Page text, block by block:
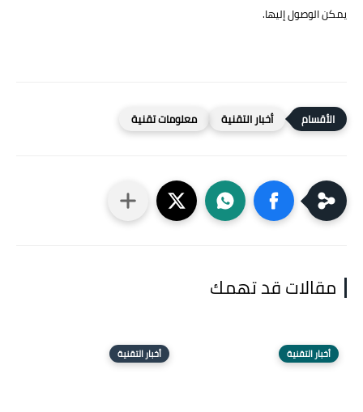
يمكن الوصول إليها.
أخبار التقنية معلومات تقنية
مقالات قد تهمك
أخبار التقنية أخبار التقنية